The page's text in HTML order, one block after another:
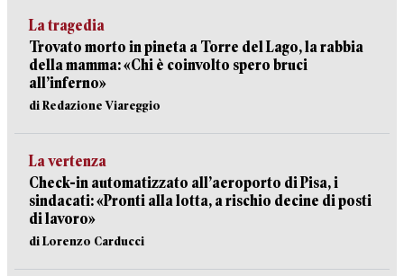
La tragedia
Trovato morto in pineta a Torre del Lago, la rabbia
della mamma: «Chi è coinvolto spero bruci
all’inferno»
di Redazione Viareggio
La vertenza
Check-in automatizzato all’aeroporto di Pisa, i
sindacati: «Pronti alla lotta, a rischio decine di posti
di lavoro»
di Lorenzo Carducci